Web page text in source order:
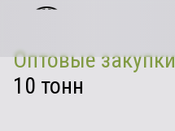
Оптовые закупки
10 тонн